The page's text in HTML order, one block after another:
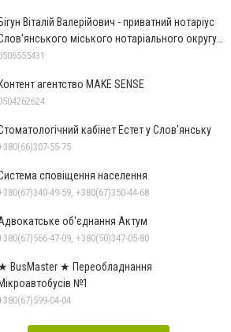
Віталій Валерійович - приватний нотаріус
міського нотаріального округу
агентство MAKE SENSE
кабінет Естет у Слов'янську
55-75
сповіщення населення
49-59, +380(67)350-44-68
об'єднання Актум
47-09, +380(50)347-05-80
BusMaster ★ Переобладнання
№1
04-04